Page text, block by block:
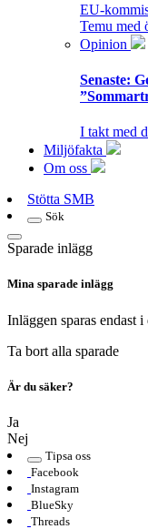
EU-
Temu med
Opinion
Senaste:
I takt med
Miljöfakta
Om oss
Stötta SMB
Sök
Sparade inlägg
Mina sparade inlägg
Inläggen sparas endast
Ta bort alla sparade
Är du säker?
Ja
Nej
Tipsa oss
Facebook
Instagram
BlueSky
Threads